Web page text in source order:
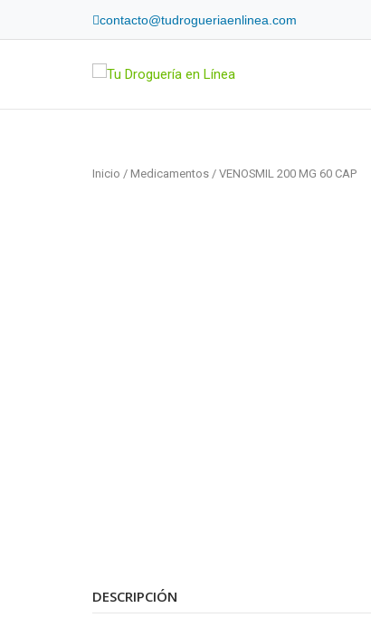
contacto@tudrogueriaenlinea.com
Home
Inicio / Medicamentos / VENOSMIL 200 MG 60 CAP
DESCRIPCIÓN